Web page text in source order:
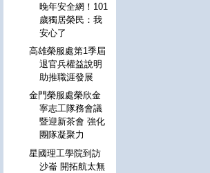
晚年安全網！101
歲獨居榮民：我
安心了
高雄榮服處第1季屆
退官兵權益說明
助推職涯發展
金門榮服處榮欣金
寧志工隊務會議
暨迎新茶會 強化
團隊凝聚力
星國理工學院到訪
沙崙 開拓航太無